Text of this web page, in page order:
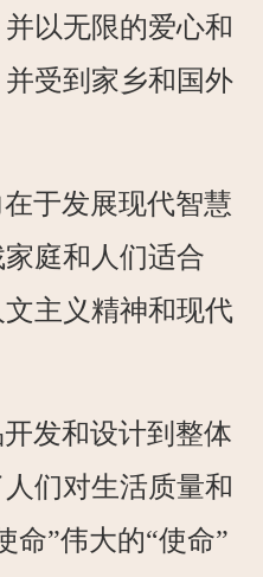
以无限的爱心和
受到家乡和国外
于发展现代智慧
庭和人们适合
主义精神和现代
发和设计到整体
们对生活质量和
命”伟大的“使命”